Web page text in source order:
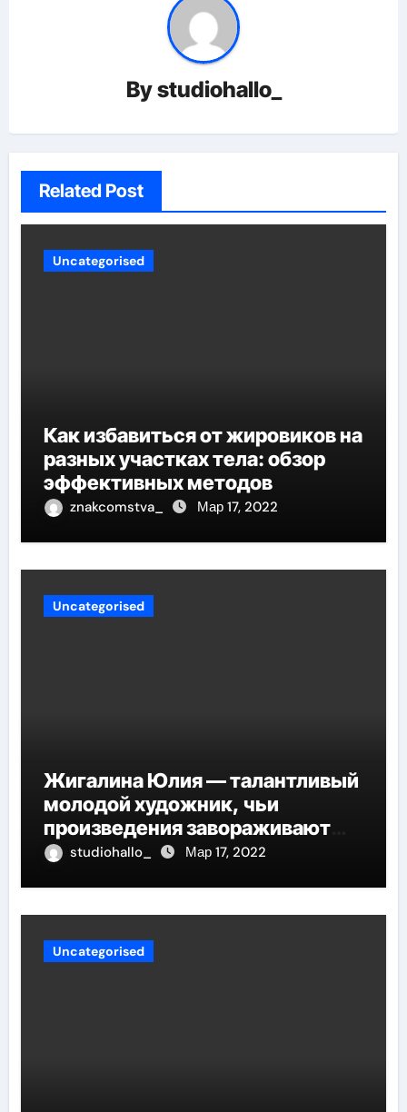
Bystudiohallo_
Related Post
Uncategorised
Как избавиться от жировиков на
разных участках тела: обзор
эффективных методов
znakcomstva_ Мар 17, 2022
Uncategorised
Жигалина Юлия — талантливый
молодой художник, чьи
произведения завораживают
своей искренностью и
глубины человеческой
сущности
studiohallo_ Мар 17, 2022
Uncategorised